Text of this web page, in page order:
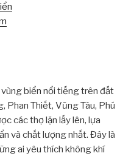
biển nổi tiếng trên đất
Phan Thiết, Vũng Tàu, Phú
các thợ lặn lấy lên, lựa
và chất lượng nhất. Đây là
ai yêu thích không khí